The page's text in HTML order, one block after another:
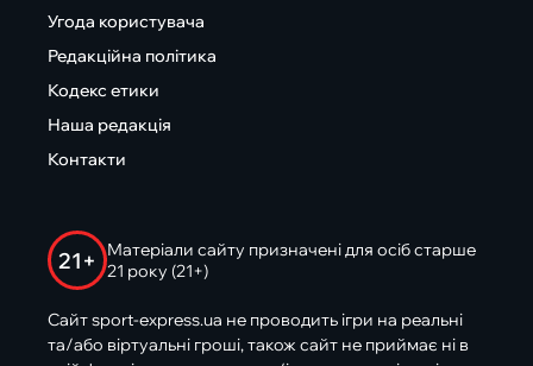
Угода користувача
Редакційна політика
Кодекс етики
Наша редакція
Контакти
21+
Матеріали сайту призначені для осіб старше
21 року (21+)
Сайт sport-express.ua не проводить ігри на реальні
та/або віртуальні гроші, також сайт не приймає ні в